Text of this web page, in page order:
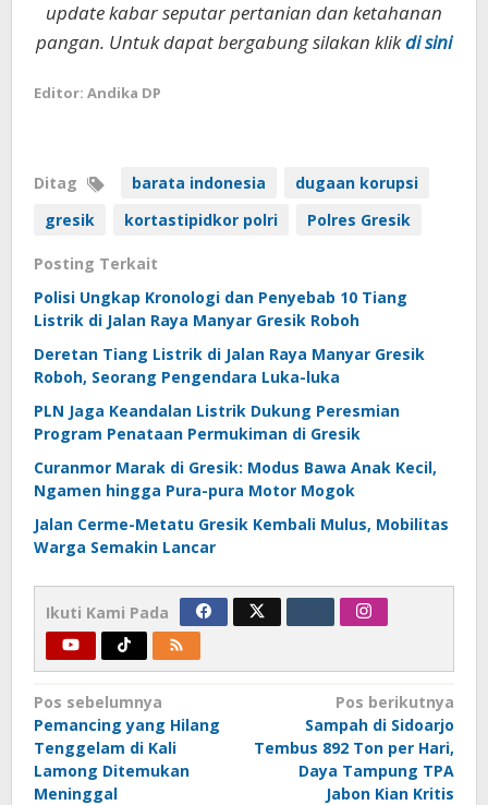
update kabar seputar pertanian dan ketahanan
pangan. Untuk dapat bergabung silakan klikdi sini
Editor: Andika DP
Ditag barata indonesia
dugaan korupsi
gresik
kortastipidkor polri Polres Gresik
Posting Terkait
Polisi Ungkap Kronologi dan Penyebab 10 Tiang
Listrik di Jalan Raya Manyar Gresik Roboh
Deretan Tiang Listrik di Jalan Raya Manyar Gresik
Roboh, Seorang Pengendara Luka-luka
PLN Jaga Keandalan Listrik Dukung Peresmian
Program Penataan Permukiman di Gresik
Curanmor Marak di Gresik: Modus Bawa Anak Kecil,
Ngamen hingga Pura-pura Motor Mogok
Jalan Cerme-Metatu Gresik Kembali Mulus, Mobilitas
Warga Semakin Lancar
Ikuti Kami Pada
Navigasi
pos
Pos sebelumnya
Pemancing yang Hilang
Tenggelam di Kali
Lamong Ditemukan
Meninggal
Pos berikutnya
Sampah di Sidoarjo
Tembus 892 Ton per Hari,
Daya Tampung TPA
Jabon Kian Kritis